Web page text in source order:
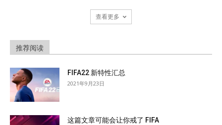
查看更多
推荐阅读
FIFA22 新特性汇总
2021年9月23日
这篇文章可能会让你戒了 FIFA